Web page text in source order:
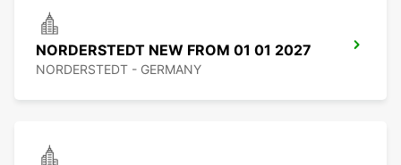
NORDERSTEDT NEW FROM 01 01 2027
NORDERSTEDT - GERMANY